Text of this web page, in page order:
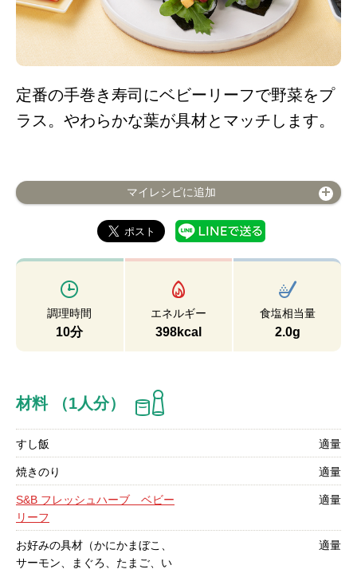
定番の手巻き寿司にベビーリーフで野菜をプ
ラス。やわらかな葉が具材とマッチします。
マイレシピに追加
調理時間
10分
エネルギー
398kcal
食塩相当量
2.0g
材料 （1人分）
すし飯 適量
焼きのり 適量
S&B フレッシュハーブ ベビー
リーフ
適量
お好みの具材（かにかまぼこ、
サーモン、まぐろ、たまご、い
適量